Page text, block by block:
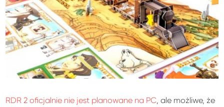
RDR 2 oficjalnie nie jest planowane na PC, ale możliwe, że